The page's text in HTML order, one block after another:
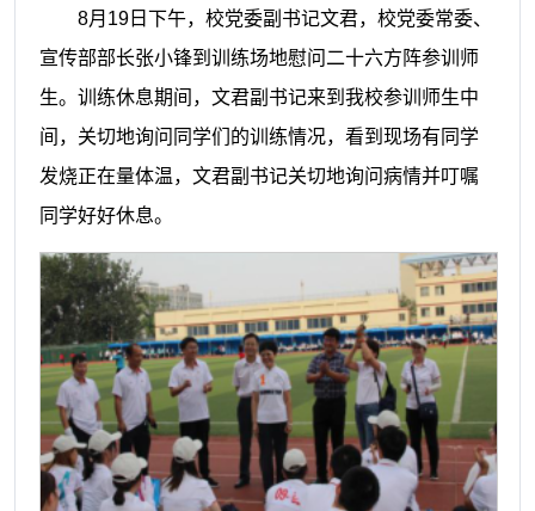
8月19日下午，校党委副书记文君，校党委常委、
宣传部部长张小锋到训练场地慰问二十六方阵参训师
生。训练休息期间，文君副书记来到我校参训师生中
间，关切地询问同学们的训练情况，看到现场有同学
发烧正在量体温，文君副书记关切地询问病情并叮嘱
同学好好休息。